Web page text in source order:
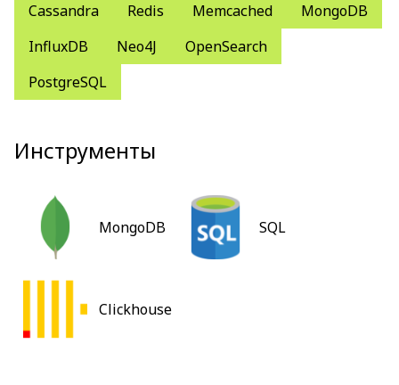
Cassandra
Redis Memcaсhed
MongoDB
InfluxDB
Neo4J
OpenSearch
PostgreSQL
Инструменты
MongoDB SQL
Clickhouse